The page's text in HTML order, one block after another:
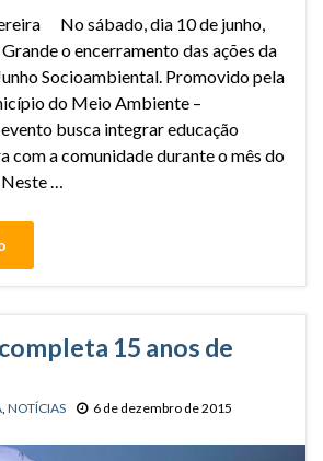
No sábado, dia 10 de junho,
o encerramento das ações da
Socioambiental. Promovido pela
do Meio Ambiente –
busca integrar educação
com a comunidade durante o mês do
…
15 anos de
, NOTÍCIAS 6 de dezembro de 2015